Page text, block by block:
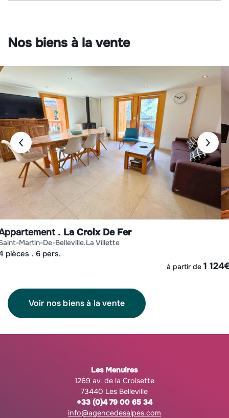
Nos biens à la vente
La Croix De Fer
saint-martin-de-belleville la villette
pièces 6 pers.
à partir de 1 124
Voir nos biens à la vente
Les Menuires
1269 av. de la Croisette
73440 Les Belleville
+33 (0)4 79 00 65 34
info@agencedesalpes.com